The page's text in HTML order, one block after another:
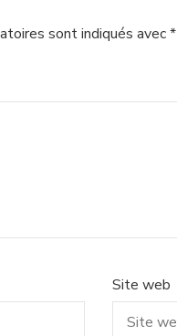
sont indiqués avec*
Site web